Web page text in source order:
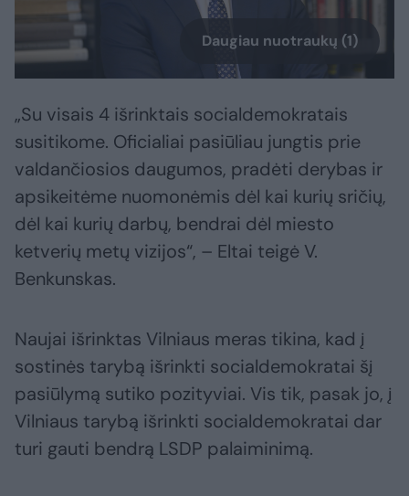
Daugiau nuotraukų (1)
„Su visais 4 išrinktais socialdemokratais
susitikome. Oficialiai pasiūliau jungtis prie
valdančiosios daugumos, pradėti derybas ir
apsikeitėme nuomonėmis dėl kai kurių sričių,
dėl kai kurių darbų, bendrai dėl miesto
ketverių metų vizijos“, – Eltai teigė V.
Benkunskas.
Naujai išrinktas Vilniaus meras tikina, kad į
sostinės tarybą išrinkti socialdemokratai šį
pasiūlymą sutiko pozityviai. Vis tik, pasak jo, į
Vilniaus tarybą išrinkti socialdemokratai dar
turi gauti bendrą LSDP palaiminimą.